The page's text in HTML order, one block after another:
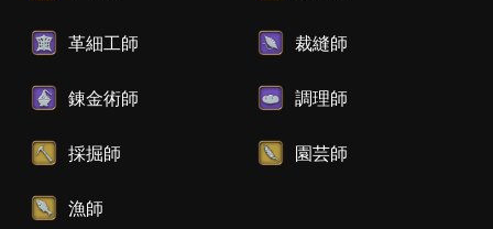
革細工師 裁縫師
錬金術師 調理師
採掘師 園芸師
漁師